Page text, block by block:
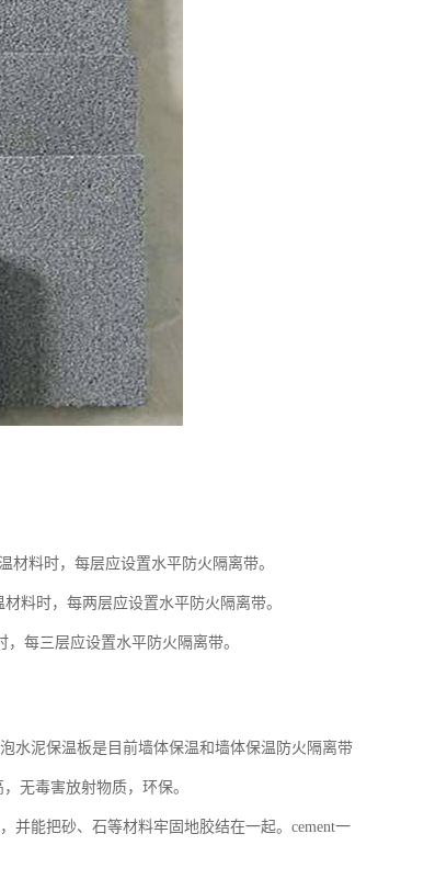
材料时，每层应设置水平防火隔离带。
料时，每两层应设置水平防火隔离带。
每三层应设置水平防火隔离带。
水泥保温板是目前墙体保温和墙体保温防火隔离带
无毒害放射物质，环保。
并能把砂、石等材料牢固地胶结在一起。cement一